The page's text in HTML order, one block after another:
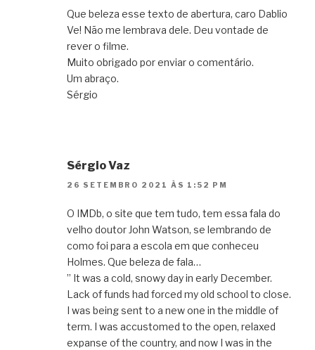
Que beleza esse texto de abertura, caro Dablio
Ve! Não me lembrava dele. Deu vontade de
rever o filme.
Muito obrigado por enviar o comentário.
Um abraço.
Sérgio
Sérgio Vaz
26 SETEMBRO 2021 ÀS 1:52 PM
O IMDb, o site que tem tudo, tem essa fala do
velho doutor John Watson, se lembrando de
como foi para a escola em que conheceu
Holmes. Que beleza de fala…
” It was a cold, snowy day in early December.
Lack of funds had forced my old school to close.
I was being sent to a new one in the middle of
term. I was accustomed to the open, relaxed
expanse of the country, and now I was in the